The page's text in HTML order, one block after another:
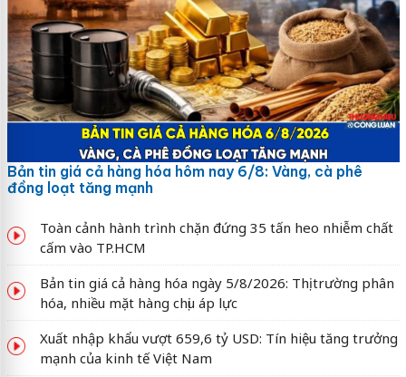
Bản tin giá cả hàng hóa hôm nay 6/8: Vàng, cà phê
đồng loạt tăng mạnh
Toàn cảnh hành trình chặn đứng 35 tấn heo nhiễm chất
cấm vào TP.HCM
Bản tin giá cả hàng hóa ngày 5/8/2026: Thị trường phân
hóa, nhiều mặt hàng chịu áp lực
Xuất nhập khẩu vượt 659,6 tỷ USD: Tín hiệu tăng trưởng
mạnh của kinh tế Việt Nam